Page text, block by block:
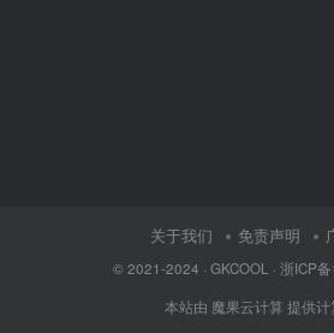
关于我们 免责声明
© 2021-2024 · GKCOOL · 浙ICP
本站由 魔果云计算 提供计